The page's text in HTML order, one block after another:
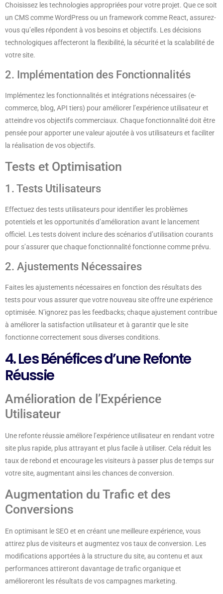
Choisissez les technologies appropriées pour votre projet. Que ce soit
un CMS comme WordPress ou un framework comme React, assurez-
vous qu’elles répondent à vos besoins et objectifs. Les décisions
technologiques affecteront la flexibilité, la sécurité et la scalabilité de
votre site.
2. Implémentation des Fonctionnalités
Implémentez les fonctionnalités et intégrations nécessaires (e-
commerce, blog, API tiers) pour améliorer l’expérience utilisateur et
atteindre vos objectifs commerciaux. Chaque fonctionnalité doit être
pensée pour apporter une valeur ajoutée à vos utilisateurs et faciliter
la réalisation de vos objectifs.
Tests et Optimisation
1. Tests Utilisateurs
Effectuez des tests utilisateurs pour identifier les problèmes
potentiels et les opportunités d’amélioration avant le lancement
officiel. Les tests doivent inclure des scénarios d’utilisation courants
pour s’assurer que chaque fonctionnalité fonctionne comme prévu.
2. Ajustements Nécessaires
Faites les ajustements nécessaires en fonction des résultats des
tests pour vous assurer que votre nouveau site offre une expérience
optimisée. N’ignorez pas les feedbacks; chaque ajustement contribue
à améliorer la satisfaction utilisateur et à garantir que le site
fonctionne correctement sous diverses conditions.
4. Les Bénéfices d’une Refonte
Réussie
Amélioration de l’Expérience
Utilisateur
Une refonte réussie améliore l’expérience utilisateur en rendant votre
site plus rapide, plus attrayant et plus facile à utiliser. Cela réduit les
taux de rebond et encourage les visiteurs à passer plus de temps sur
votre site, augmentant ainsi les chances de conversion.
Augmentation du Trafic et des
Conversions
En optimisant le SEO et en créant une meilleure expérience, vous
attirez plus de visiteurs et augmentez vos taux de conversion. Les
modifications apportées à la structure du site, au contenu et aux
performances attireront davantage de trafic organique et
amélioreront les résultats de vos campagnes marketing.